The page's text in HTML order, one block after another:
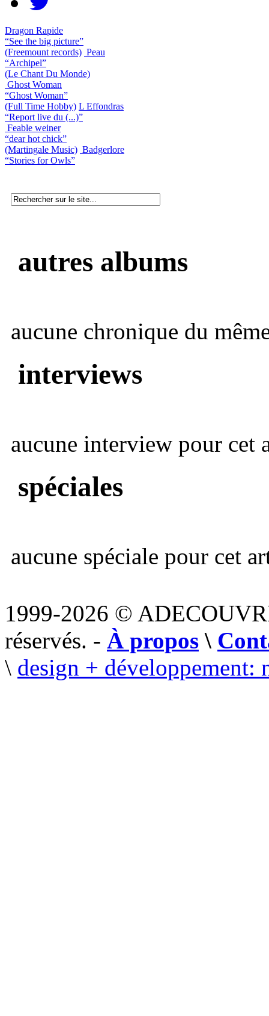
Dragon Rapide
“See the big picture”
(Freemount records) Peau
“Archipel”
(Le Chant Du Monde)
Ghost Woman
“Ghost Woman”
(Full Time Hobby) L Effondras
“Report live du (...)”
Feable weiner
“dear hot chick”
(Martingale Music) Badgerlore
“Stories for Owls”
autres albums
aucune chronique du
interviews
aucune interview pour cet
spéciales
aucune spéciale pour cet
1999-2026 ©
réservés. - À propos \
\ design + développement: